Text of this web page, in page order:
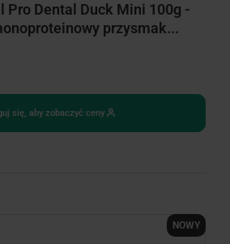
Pro Dental Duck Mini 100g -
przysmak...
się, aby zobaczyć ceny
NOWY